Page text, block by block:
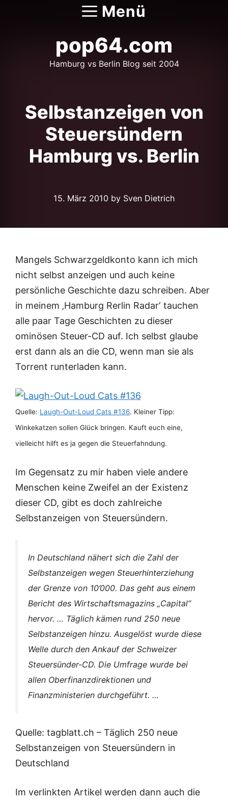
Menü
pop64.com
Hamburg vs Berlin Blog seit 2004
Selbstanzeigen von
Steuersündern
Hamburg vs. Berlin
15. März 2010by Sven Dietrich
Mangels Schwarzgeldkonto kann ich mich
nicht selbst anzeigen und auch keine
persönliche Geschichte dazu schreiben. Aber
in meinem ‚Hamburg Rerlin Radar‘ tauchen
alle paar Tage Geschichten zu dieser
ominösen Steuer-CD auf. Ich selbst glaube
erst dann als an die CD, wenn man sie als
Torrent runterladen kann.
Quelle: Laugh-Out-Loud Cats #136. Kleiner Tipp:
Winkekatzen sollen Glück bringen. Kauft euch eine,
vielleicht hilft es ja gegen die Steuerfahndung.
Im Gegensatz zu mir haben viele andere
Menschen keine Zweifel an der Existenz
dieser CD, gibt es doch zahlreiche
Selbstanzeigen von Steuersündern.
In Deutschland nähert sich die Zahl der
Selbstanzeigen wegen Steuerhinterziehung
der Grenze von 10’000. Das geht aus einem
Bericht des Wirtschaftsmagazins „Capital“
hervor. … Täglich kämen rund 250 neue
Selbstanzeigen hinzu. Ausgelöst wurde diese
Welle durch den Ankauf der Schweizer
Steuersünder-CD. Die Umfrage wurde bei
allen Oberfinanzdirektionen und
Finanzministerien durchgeführt. …
Quelle: tagblatt.ch – Täglich 250 neue
Selbstanzeigen von Steuersündern in
Deutschland
Im verlinkten Artikel werden dann auch die